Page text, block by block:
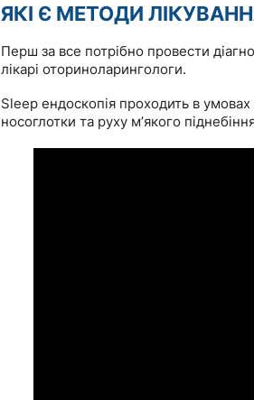
ЯКІ Є МЕТОДИ
Перш за все потрібно провести
лікарі оториноларингологи.
Sleep ендоскопія проходить в
носоглотки та руху мʼякого